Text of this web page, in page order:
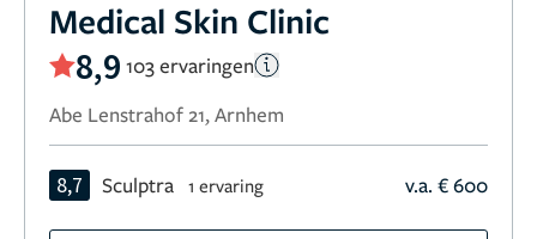
Medical Skin Clinic
8,9 103 ervaringen
Abe Lenstrahof 21, Arnhem
8,7 Sculptra 1 ervaring v.a. € 600